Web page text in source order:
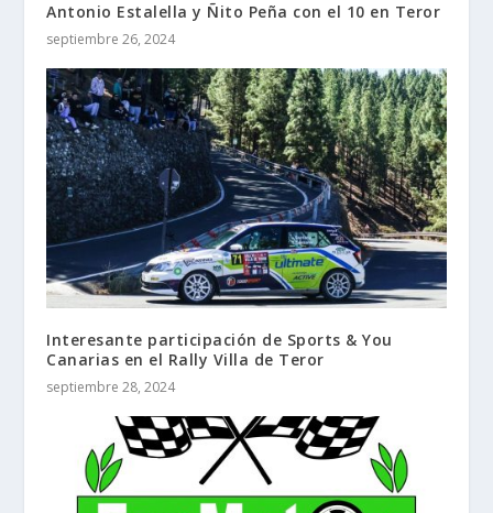
Antonio Estalella y Ñito Peña con el 10 en Teror
septiembre 26, 2024
Interesante participación de Sports & You
Canarias en el Rally Villa de Teror
septiembre 28, 2024